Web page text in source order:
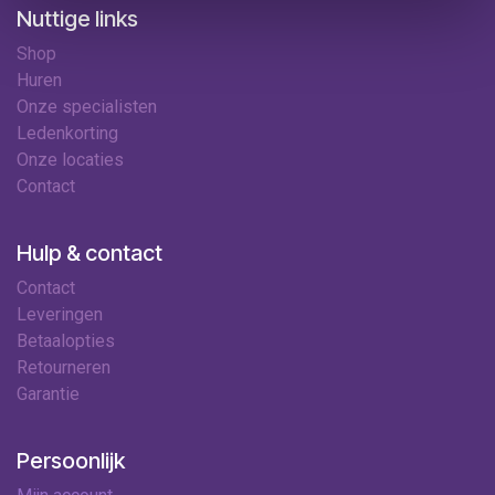
Nuttige links
Shop
Huren
Onze specialisten
Ledenkorting
Onze locaties
Contact
Hulp & contact
Contact
Leveringen
Betaalopties
Retourneren
Garantie
Persoonlijk